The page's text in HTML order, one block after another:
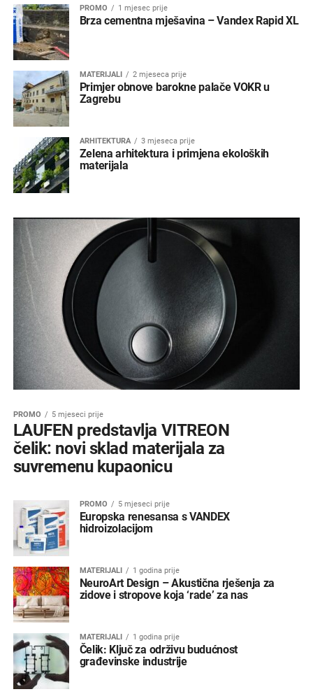
PROMO 1 mjesec prije
Brza cementna mješavina – Vandex Rapid XL
MATERIJALI 2 mjeseca prije
Primjer obnove barokne palače VOKR u
Zagrebu
ARHITEKTURA 3 mjeseca prije
Zelena arhitektura i primjena ekoloških
materijala
PROMO 5 mjeseci prije
LAUFEN predstavlja VITREON
čelik: novi sklad materijala za
suvremenu kupaonicu
PROMO 5 mjeseci prije
Europska renesansa s VANDEX
hidroizolacijom
MATERIJALI 1 godina prije
NeuroArt Design – Akustična rješenja za
zidove i stropove koja ‘rade’ za nas
MATERIJALI 1 godina prije
Čelik: Ključ za održivu budućnost
građevinske industrije